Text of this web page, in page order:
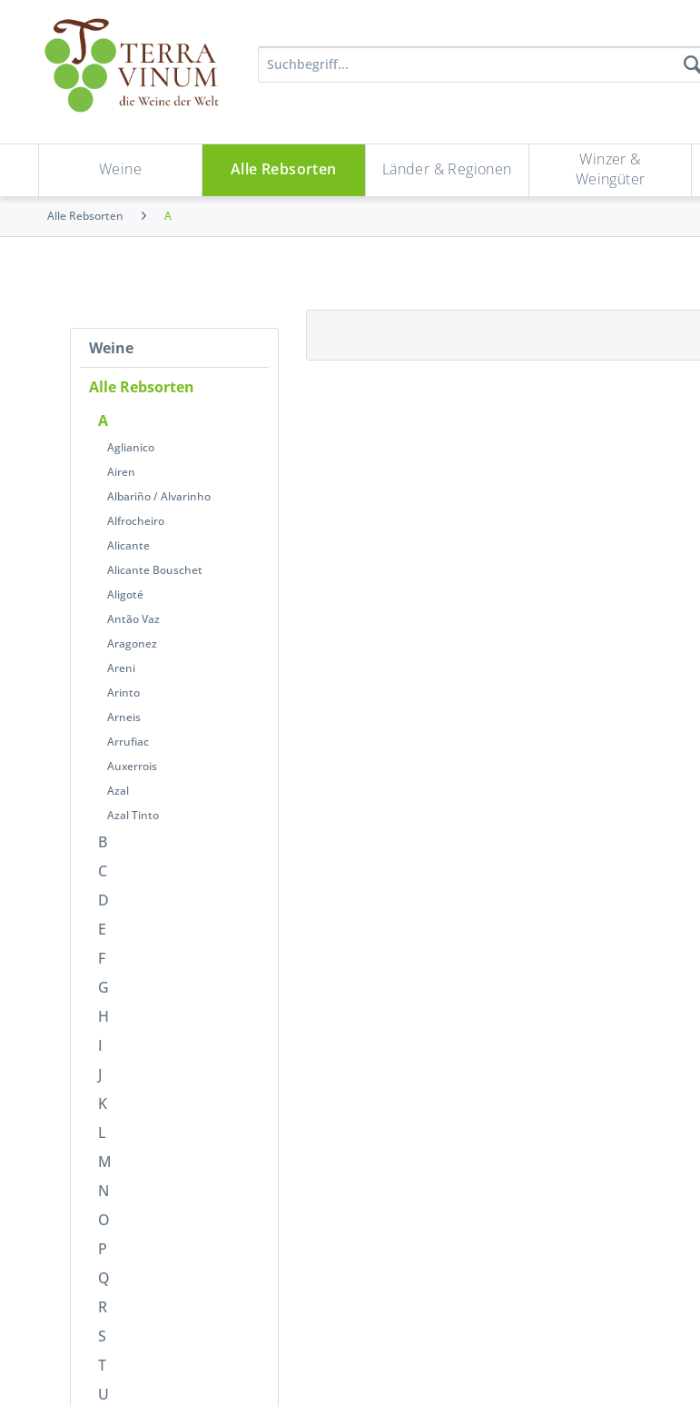
Weine Alle Rebsorten Länder & Regionen
Winzer &
Weingüter
Alle Rebsorten A
Weine
Alle Rebsorten
A
Aglianico
Airen
Albariño / Alvarinho
Alfrocheiro
Alicante
Alicante Bouschet
Aligoté
Antão Vaz
Aragonez
Areni
Arinto
Arneis
Arrufiac
Auxerrois
Azal
Azal Tinto
B
C
D
E
F
G
H
I
J
K
L
M
N
O
P
Q
R
S
T
U